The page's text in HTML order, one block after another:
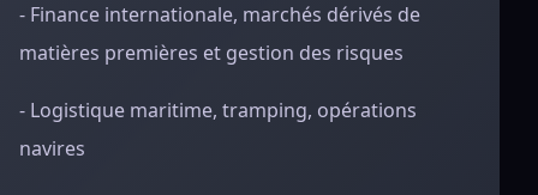
- Finance internationale, marchés dérivés de
matières premières et gestion des risques
- Logistique maritime, tramping, opérations
navires